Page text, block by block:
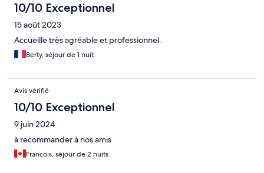
10/10 Exceptionnel
15 août 2023
Accueille très agréable et professionnel.
Berty, séjour de 1 nuit
Avis vérifié
10/10 Exceptionnel
9 juin 2024
à recommander à nos amis
Francois, séjour de 2 nuits